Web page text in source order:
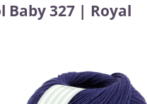
Baby 327 | Royal